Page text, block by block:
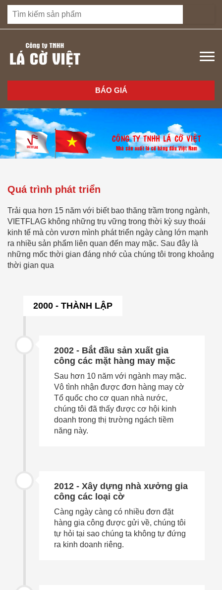
BÁO GIÁ
Quá trình phát triển
Trải qua hơn 15 năm với biết bao thăng trầm trong ngành,
VIETFLAG không những trụ vững trong thời kỳ suy thoái
kinh tế mà còn vươn mình phát triển ngày càng lớn mạnh
ra nhiều sản phẩm liên quan đến may mặc. Sau đây là
những mốc thời gian đáng nhớ của chúng tôi trong khoảng
thời gian qua
2000 - THÀNH LẬP
2002 - Bắt đầu sản xuất gia
công các mặt hàng may mặc
Sau hơn 10 năm với ngành may mặc.
Vô tình nhận được đơn hàng may cờ
Tổ quốc cho cơ quan nhà nước,
chúng tôi đã thấy được cơ hội kinh
doanh trong thị trường ngách tiềm
năng này.
2012 - Xây dựng nhà xưởng gia
công các loại cờ
Càng ngày càng có nhiều đơn đặt
hàng gia công được gửi về, chúng tôi
tự hỏi tại sao chúng ta không tự đứng
ra kinh doanh riêng.